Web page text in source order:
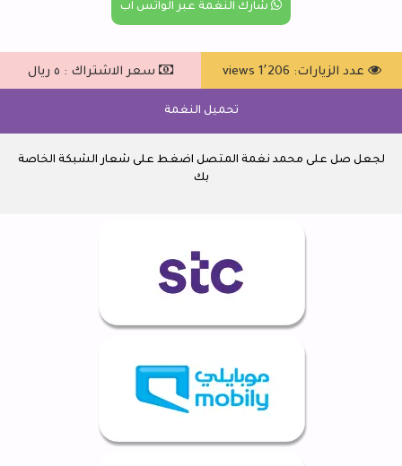
شارك النغمة عبر الواتس اب
عدد الزيارات: 1٬206 views سعر الاشتراك : ٥ ريال
تحميل النغمة
لجعل صل على محمد نغمة المتصل اضغط على شعار الشبكة الخاصة
بك